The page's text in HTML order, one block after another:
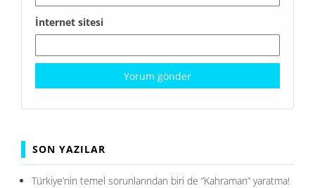
İnternet sitesi
SON YAZILAR
Türkiye’nin temel sorunlarından biri de ”Kahraman” yaratma!